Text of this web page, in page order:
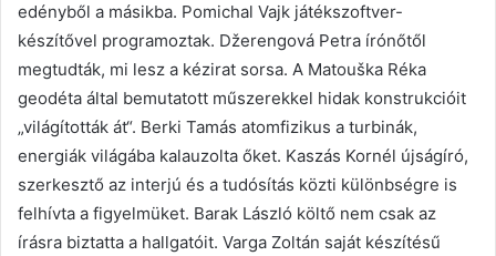
edényből a másikba. Pomichal Vajk játékszoftver-
készítővel programoztak. Džerengová Petra írónőtől
megtudták, mi lesz a kézirat sorsa. A Matouška Réka
geodéta által bemutatott műszerekkel hidak konstrukcióit
„világították át“. Berki Tamás atomfizikus a turbinák,
energiák világába kalauzolta őket. Kaszás Kornél újságíró,
szerkesztő az interjú és a tudósítás közti különbségre is
felhívta a figyelmüket. Barak László költő nem csak az
írásra biztatta a hallgatóit. Varga Zoltán saját készítésű